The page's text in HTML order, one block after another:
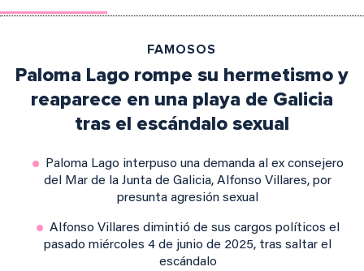
FAMOSOS
Paloma Lago rompe su hermetismo y
reaparece en una playa de Galicia
tras el escándalo sexual
Paloma Lago interpuso una demanda al ex consejero
del Mar de la Junta de Galicia, Alfonso Villares, por
presunta agresión sexual
Alfonso Villares dimintió de sus cargos políticos el
pasado miércoles 4 de junio de 2025, tras saltar el
escándalo